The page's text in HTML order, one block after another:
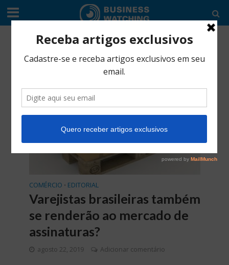
Tag - CaaStle
COMÉRCIO • EDITORIAL
Varejistas brasileiras também
se renderão ao mercado de
assinaturas?
agosto 22, 2019 Adicionar comentário